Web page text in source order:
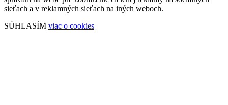
sieťach a v reklamných sieťach na iných weboch.
SÚHLASÍM viac o cookies